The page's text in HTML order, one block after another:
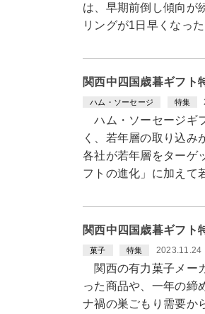
は、早期前倒し傾向が
リングが1日早くなっ
関西中四国歳暮ギフ
ハム・ソーセージ 特集
ハム・ソーセージギ
く、若年層の取り込み
各社が若年層をター
フトの進化」に加えて
関西中四国歳暮ギフ
菓子 特集 2023.11.24
関西の有力菓子メー
った商品や、一年の締
ナ禍の巣ごもり需要か